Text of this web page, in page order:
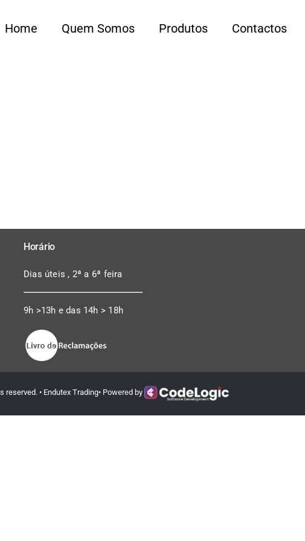
Home Quem Somos Produtos Contactos
Horário
Dias úteis , 2ª a 6ª feira
9h >13h e das 14h > 18h
reserved. • Endutex Trading• Powered by